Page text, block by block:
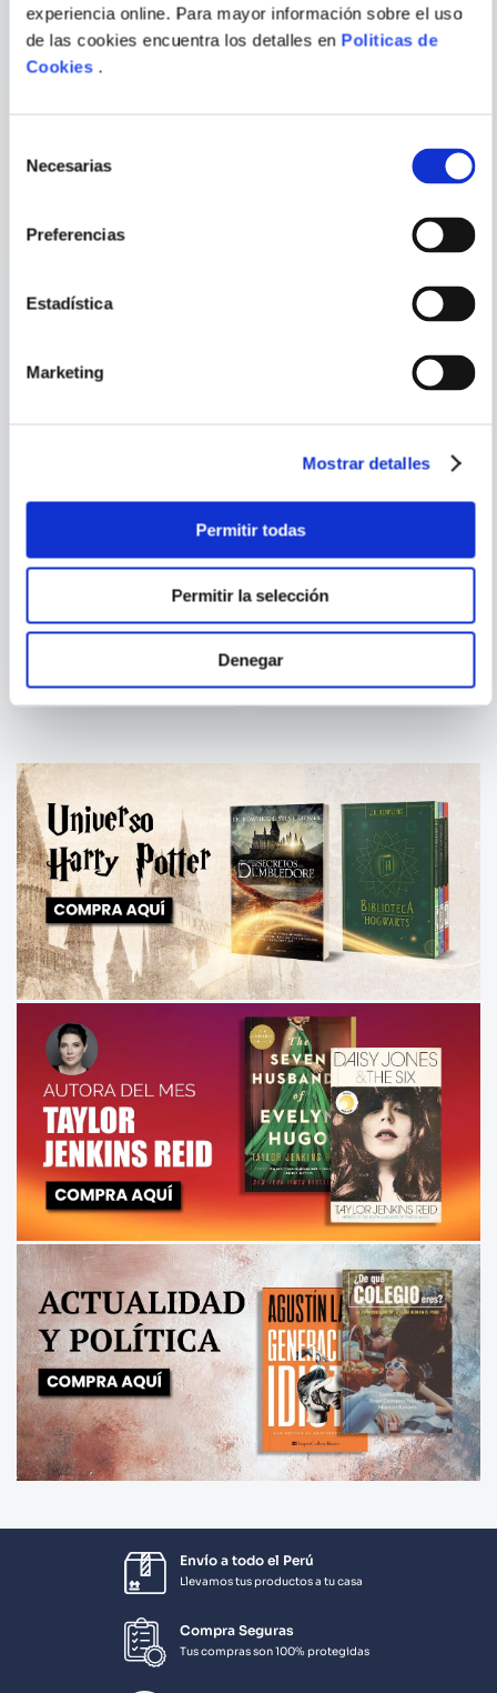
experiencia online. Para mayor información sobre el uso
de las cookies encuentra los detalles en Politicas de
Cookies.
Necesarias
Preferencias
Estadística
Marketing
Mostrar detalles
Permitir todas
Permitir la selección
Denegar
KANZENBAN 14
PORQUE TAMBIÉN
MASAMI KURUMADA
KANZENBAN 14
FUSE; TAIKI
KAWAKAMI
SLIME N.9
Envío a todo el Perú
Llevamos tus productos a tu casa
Compra Seguras
Tus compras son 100% protegidas